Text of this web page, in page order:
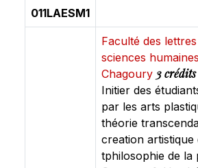
011LAESM1
Faculté des
sciences
Chagoury 3 crédits
Initier des
par les arts
théorie
creation artistique
tphilosophie de la